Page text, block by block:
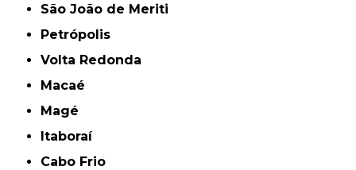
São João de Meriti
Petrópolis
Volta Redonda
Macaé
Magé
Itaboraí
Cabo Frio